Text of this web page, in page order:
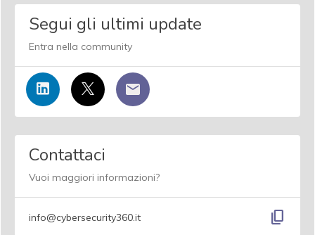
Segui gli ultimi update
Entra nella community
Contattaci
Vuoi maggiori informazioni?
info@cybersecurity360.it content_copy